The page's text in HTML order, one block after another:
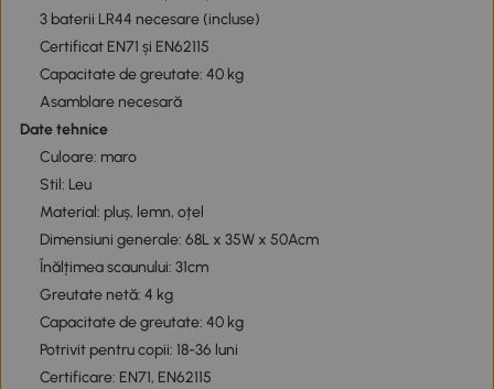
3 baterii LR44 necesare (incluse)
Certificat EN71 și EN62115
Capacitate de greutate: 40 kg
Asamblare necesară
Date tehnice
Culoare: maro
Stil: Leu
Material: pluș, lemn, oțel
Dimensiuni generale: 68L x 35W x 50Acm
Înălțimea scaunului: 31cm
Greutate netă: 4 kg
Capacitate de greutate: 40 kg
Potrivit pentru copii: 18-36 luni
Certificare: EN71, EN62115